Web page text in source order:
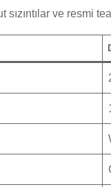
sızıntılar ve resmi